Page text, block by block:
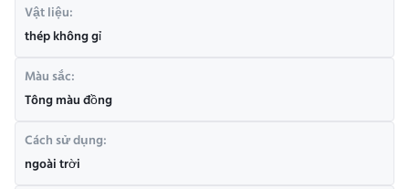
Vật liệu:
thép không gỉ
Màu sắc:
Tông màu đồng
Cách sử dụng:
ngoài trời